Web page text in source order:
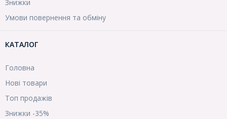
Знижки
Умови повернення та обміну
КАТАЛОГ
Головна
Нові товари
Топ продажів
Знижки -35%